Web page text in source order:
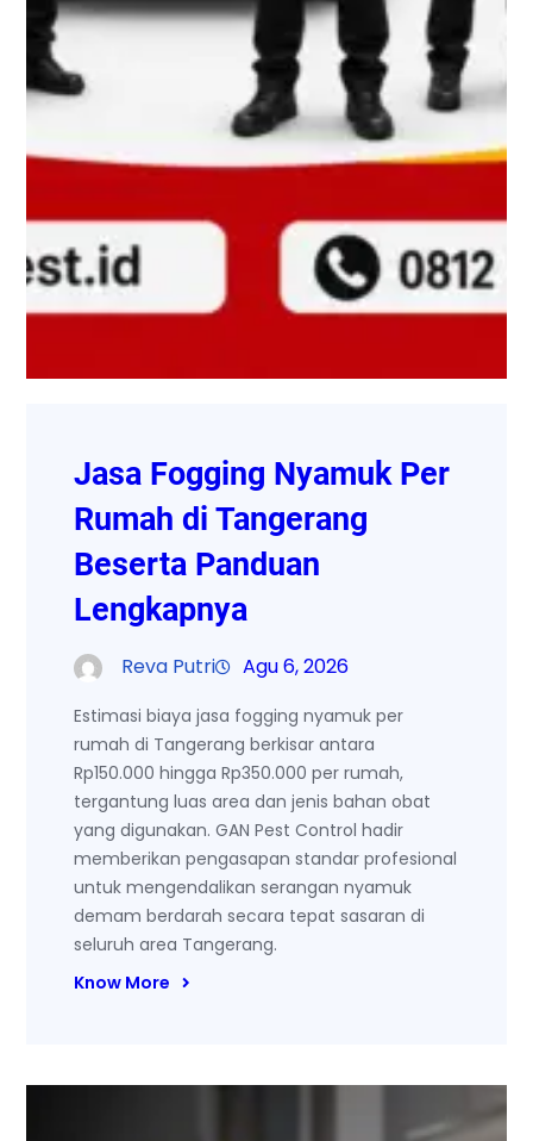
Jasa Fogging Nyamuk Per
Rumah di Tangerang
Beserta Panduan
Lengkapnya
Reva Putri Agu 6, 2026
Estimasi biaya jasa fogging nyamuk per
rumah di Tangerang berkisar antara
Rp150.000 hingga Rp350.000 per rumah,
tergantung luas area dan jenis bahan obat
yang digunakan. GAN Pest Control hadir
memberikan pengasapan standar profesional
untuk mengendalikan serangan nyamuk
demam berdarah secara tepat sasaran di
seluruh area Tangerang.
Know More